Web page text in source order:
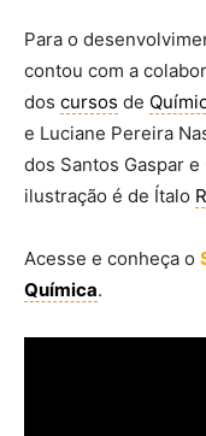
Para o
contou com a
dos cursos de
e Luciane Pereira
dos Santos Gaspar
ilustração é de Ítalo
Acesse e conheça o
Química.